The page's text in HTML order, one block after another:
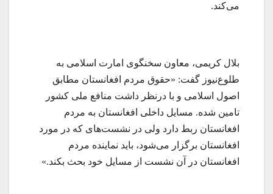
می‌کند.
بلال کریمی، معاون سخنگوی امارت اسلامی به
طلوع‌نیوز گفت: «حقوق مردم افغانستان مطابق
اصول اسلامی و با درنظر داشت منافع ملی کشور
تامین شده. مسایل داخلی افغانستان به مردم
افغانستان ربط دارد ولی در نشست‌های که در مورد
افغانستان برگزار می‌شود، باید نماینده مردم
افغانستان در آن نشست از مسایل خود بحث بکند.»